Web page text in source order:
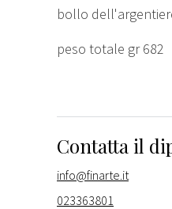
bollo
peso totale gr 682
Contatta il
info@finarte.it
023363801